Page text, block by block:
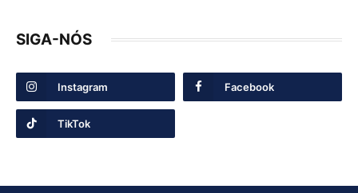
SIGA-NÓS
Instagram Facebook
TikTok